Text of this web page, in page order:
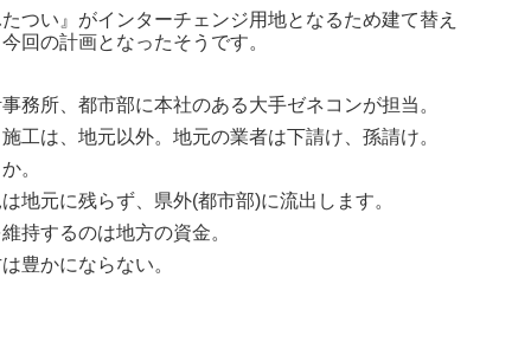
つい』がインターチェンジ用地となるため建て替え
回の計画となったそうです。
務所、都市部に本社のある大手ゼネコンが担当。
工は、地元以外。地元の業者は下請け、孫請け。
。
地元に残らず、県外(都市部)に流出します。
持するのは地方の資金。
豊かにならない。